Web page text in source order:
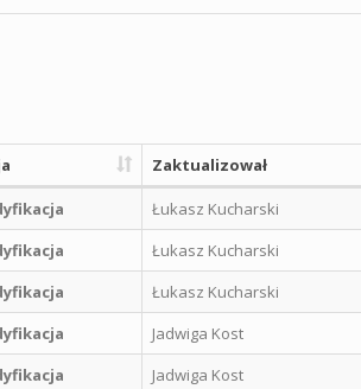
Zaktualizował
Łukasz Kucharski
Łukasz Kucharski
Łukasz Kucharski
Jadwiga Kost
Jadwiga Kost